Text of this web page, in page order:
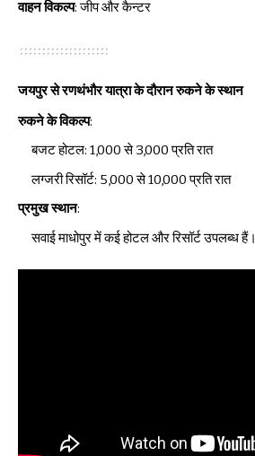
वाहन विकल्प: जीप और कैन्टर
जयपुर से रणथंभौर यात्रा के दौरान रुकने के स्थान
रुकने के विकल्प:
बजट होटल: ₹1,000 से ₹3,000 प्रति रात
लग्जरी रिसॉर्ट: ₹5,000 से ₹10,000 प्रति रात
प्रमुख स्थान:
सवाई माधोपुर में कई होटल और रिसॉर्ट उपलब्ध हैं।